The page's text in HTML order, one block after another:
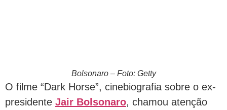
Bolsonaro – Foto: Getty
O filme “Dark Horse”, cinebiografia sobre o ex-
presidente Jair Bolsonaro, chamou atenção